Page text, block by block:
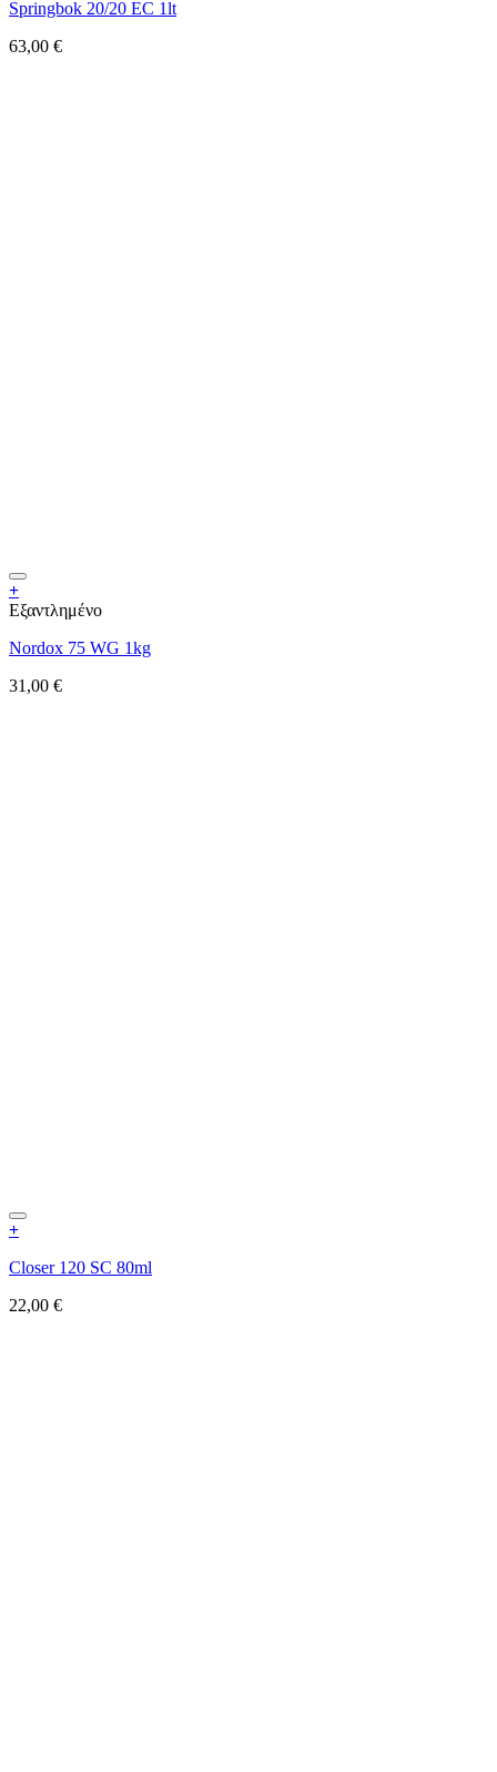
Springbok 20/20 EC 1lt
63,00 €
+
Εξαντλημένο
Nordox 75 WG 1kg
31,00 €
+
Closer 120 SC 80ml
22,00 €